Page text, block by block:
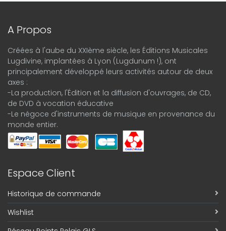
A Propos
Créées à l'aube du XXIème siècle, les Éditions Musicales
Lugdivine, implantées à Lyon (Lugdunum !), ont
principalement développé leurs activités autour de deux
axes :
-La production, l'Édition et la diffusion d'ouvrages, de CD,
de DVD à vocation éducative
-Le négoce d'instruments de musique en provenance du
monde entier.
Espace Client
Historique de commande
Wishlist